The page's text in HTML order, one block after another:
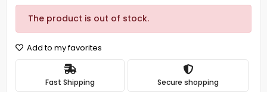
The product is out of stock.
Add to my favorites
Fast Shipping Secure shopping